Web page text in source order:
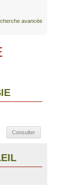
avancée
Consulter